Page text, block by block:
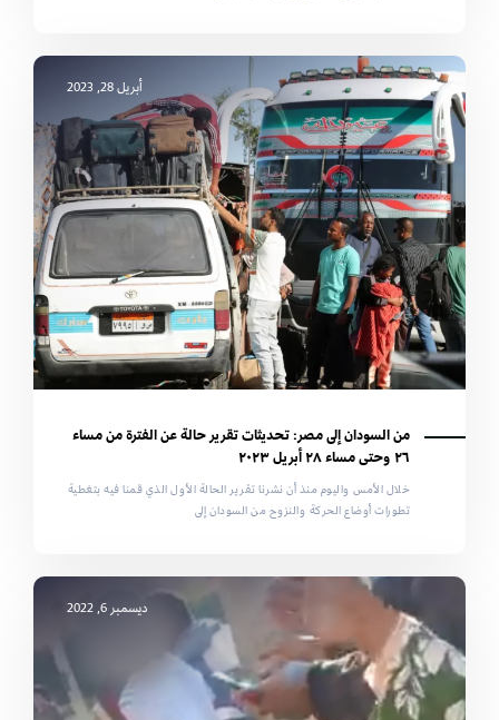
أبريل 28, 2023
من السودان إلى مصر: تحديثات تقرير حالة عن الفترة من مساء
٢٦ وحتى مساء ٢٨ أبريل ٢٠٢٣
خلال الأمس واليوم منذ أن نشرنا تقرير الحالة الأول الذي قمنا فيه بتغطية
تطورات أوضاع الحركة والنزوح من السودان إلى
ديسمبر 6, 2022